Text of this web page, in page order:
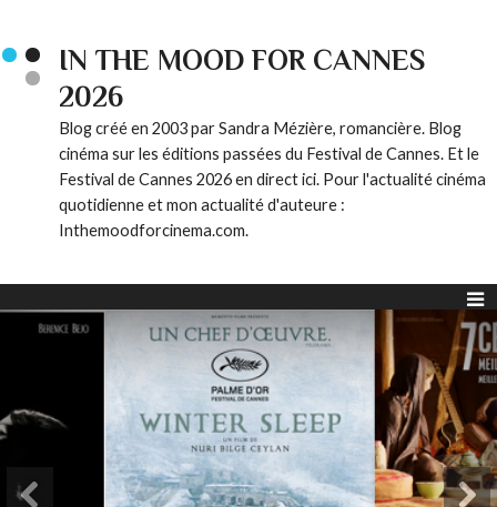
IN THE MOOD FOR CANNES
2026
Blog créé en 2003 par Sandra Mézière, romancière. Blog
cinéma sur les éditions passées du Festival de Cannes. Et le
Festival de Cannes 2026 en direct ici. Pour l'actualité cinéma
quotidienne et mon actualité d'auteure :
Inthemoodforcinema.com.